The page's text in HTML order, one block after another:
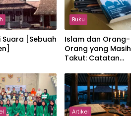
Suara [Sebuah
Buku
Islam dan Orang-
Orang yang Masih
Takut: Catatan
Kemajemukan, dan
Negara dalam
Pemikiran Masykuri
Abdillah
Artikel